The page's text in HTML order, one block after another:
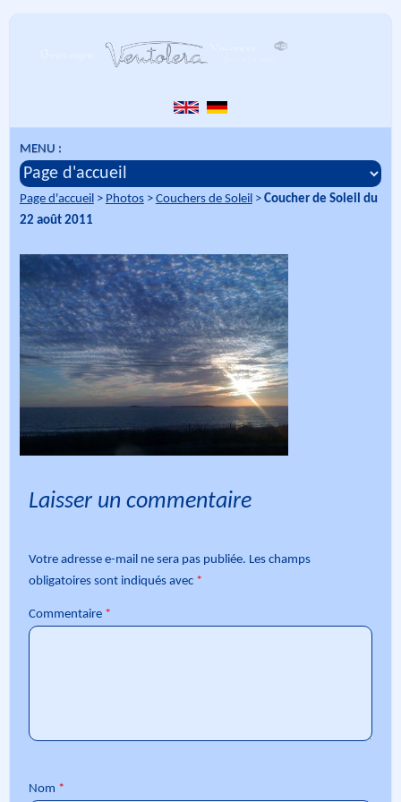
MENU :
Page d'accueil > Photos> Couchers de Soleil > Coucher de Soleil du
22 août 2011
Laisser un commentaire
Votre adresse e-mail ne sera pas publiée. Les champs
obligatoires sont indiqués avec *
Commentaire *
Nom *